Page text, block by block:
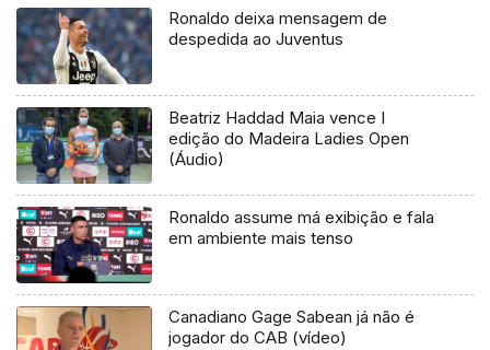
Ronaldo deixa mensagem de
despedida ao Juventus
Beatriz Haddad Maia vence I
edição do Madeira Ladies Open
(Áudio)
Ronaldo assume má exibição e fala
em ambiente mais tenso
Canadiano Gage Sabean já não é
jogador do CAB (vídeo)